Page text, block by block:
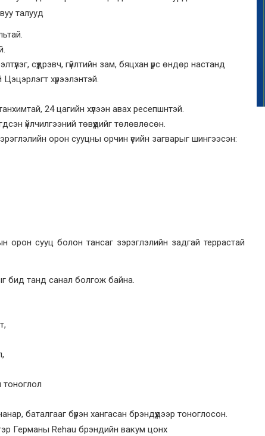
талууд
сүүдрэвч, гүйлтийн зам, бяцхан үрс өндөр настанд
хүрээлэнтэй.
24 цагийн хүлээн авах ресепшнтэй.
үйлчилгээний төвүүдийг төлөвлөсөн.
орон сууцны орчин үеийн загварыг шингээсэн:
сууц болон тансаг зэрэглэлийн задгай террастай
бид танд санал болгож байна.
тоноглол
баталгааг бүрэн хангасан брэндүүдээр тоноглосон.
Германы Rehau брэндийн вакум цонх